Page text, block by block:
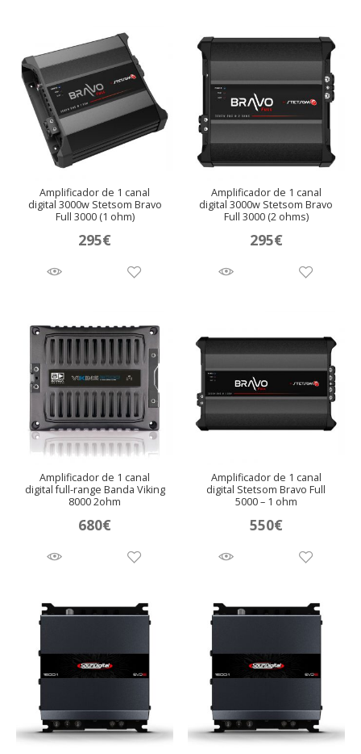
Amplificador de 1 canal
digital 3000w Stetsom Bravo
Full 3000 (1 ohm)
295€
Amplificador de 1 canal
digital 3000w Stetsom Bravo
Full 3000 (2 ohms)
295€
Amplificador de 1 canal
digital full-range Banda Viking
8000 2ohm
680€
Amplificador de 1 canal
digital Stetsom Bravo Full
5000 – 1 ohm
550€